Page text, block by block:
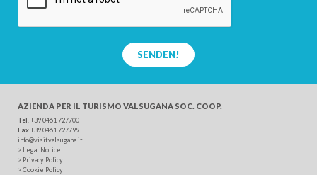
SENDEN!
AZIENDA PER IL TURISMO VALSUGANA SOC. COOP.
Tel . +39 0461 727700
Fax+39 0461 727799
info@visitvalsugana.it
> Legal Notice
> Privacy Policy
>Cookie Policy